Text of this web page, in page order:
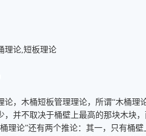
理论,短板理论
木桶短板管理理论，所谓“木桶理
，并不取决于桶壁上最高的那块木块
理论”还有两个推论：其一，只有桶